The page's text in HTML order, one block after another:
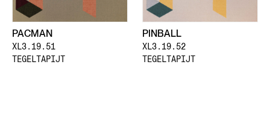
PACMAN
XL3.19.51
TEGELTAPIJT
PINBALL
XL3.19.52
TEGELTAPIJT